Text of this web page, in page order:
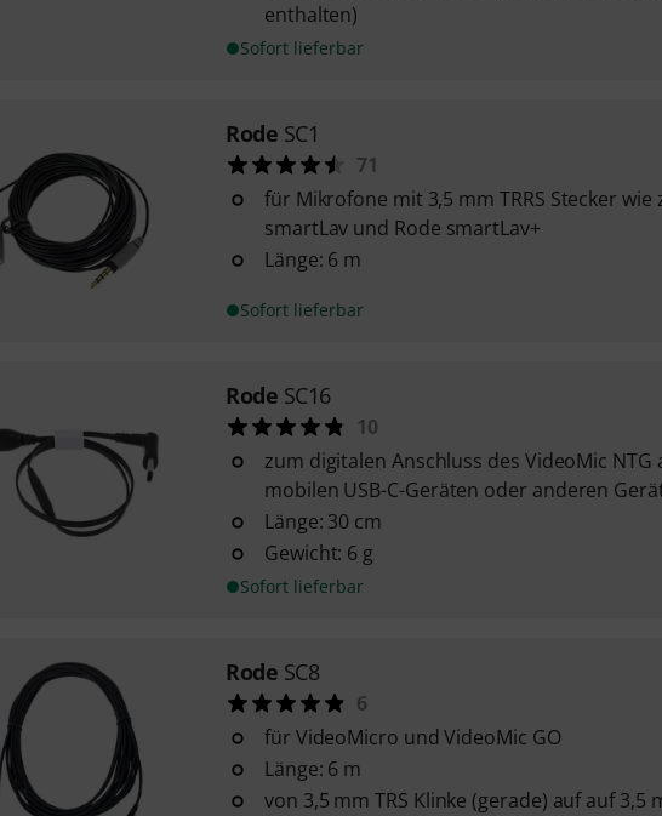
enthalten)
Sofort lieferbar
Rode SC1
71
für Mikrofone mit 3,5 mm TRRS Stecker wie
smartLav und Rode smartLav+
Länge: 6 m
Sofort lieferbar
Rode SC16
10
zum digitalen Anschluss des VideoMic NTG
mobilen USB-C-Geräten oder anderen
Länge: 30 cm
Gewicht: 6 g
Sofort lieferbar
Rode SC8
6
für VideoMicro und VideoMic GO
Länge: 6 m
von 3,5 mm TRS Klinke (gerade) auf auf 3,5